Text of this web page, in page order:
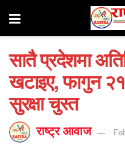
सातै प्रदेशमा
खटाइए, फागुन २१
सुरक्षा चुस्त
राष्ट्र आवाज